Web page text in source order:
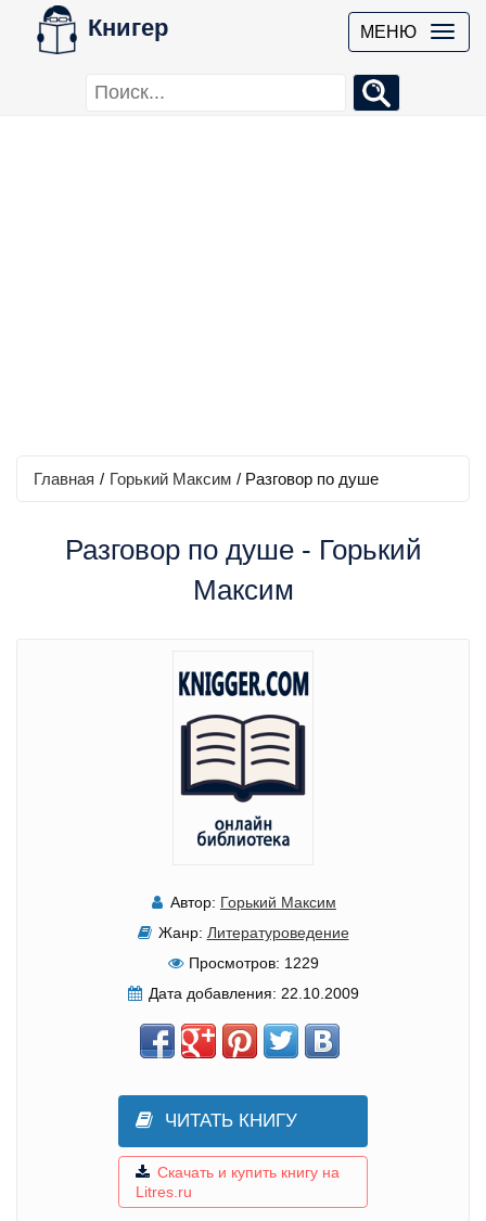
Книгер МЕНЮ
Главная / Горький Максим / Разговор по душе
Разговор по душе - Горький
Максим
Автор: Горький Максим
Жанр: Литературоведение
Просмотров: 1229
Дата добавления: 22.10.2009
ЧИТАТЬ КНИГУ
Скачать и купить книгу на
Litres.ru